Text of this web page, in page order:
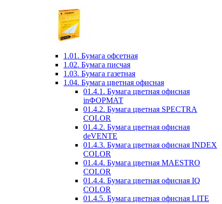
1.01. Бумага офсетная
1.02. Бумага писчая
1.03. Бумага газетная
1.04. Бумага цветная офисная
01.4.1. Бумага цветная офисная
inФОРМАТ
01.4.2. Бумага цветная SPECTRA
COLOR
01.4.2. Бумага цветная офисная
deVENTE
01.4.3. Бумага цветная офисная INDEX
COLOR
01.4.4. Бумага цветная MAESTRO
COLOR
01.4.4. Бумага цветная офисная IQ
COLOR
01.4.5. Бумага цветная офисная LITE